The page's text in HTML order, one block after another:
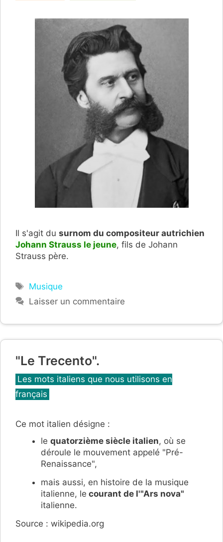
Il s'agit du surnom du compositeur autrichien
Johann Strauss le jeune, fils de Johann
Strauss père.
Étiquettes
Musique
Laisser un commentaire
"Le Trecento".
Catégories
Les mots italiens que nous utilisons en
français
Ce mot italien désigne :
le quatorzième siècle italien, où se
déroule le mouvement appelé "Pré-
Renaissance",
mais aussi, en histoire de la musique
italienne, le courant de l'"Ars nova"
italienne.
Source : wikipedia.org